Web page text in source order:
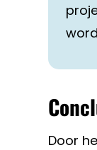
Door